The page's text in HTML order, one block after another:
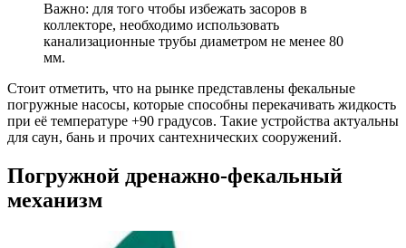
Важно: для того чтобы избежать засоров в
коллекторе, необходимо использовать
канализационные трубы диаметром не менее 80
мм.
Стоит отметить, что на рынке представлены фекальные
погружные насосы, которые способны перекачивать жидкость
при её температуре +90 градусов. Такие устройства актуальны
для саун, бань и прочих сантехнических сооружений.
Погружной дренажно-фекальный
механизм